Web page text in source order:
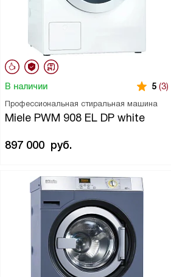
Профессиональная стиральная машина
Miele PWM 908 EL DP white
В наличии 5 (3)
897 000 руб.